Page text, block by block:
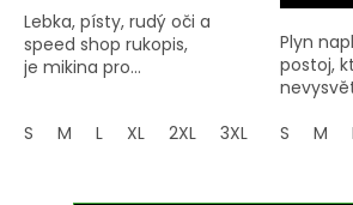
hvězdiček.
Lebka, písty, rudý oči a
speed shop rukopis,
je mikina pro...
S M L XL 2XL 3XL 4XL 5XL
Plyn
postoj,
S
M